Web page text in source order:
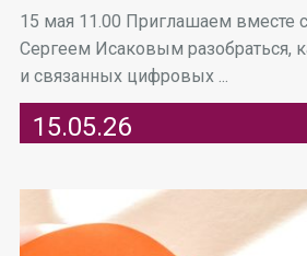
15 мая 11.00 Приглашаем вместе
Сергеем Исаковым разобраться,
и связанных цифровых ...
15.05.26